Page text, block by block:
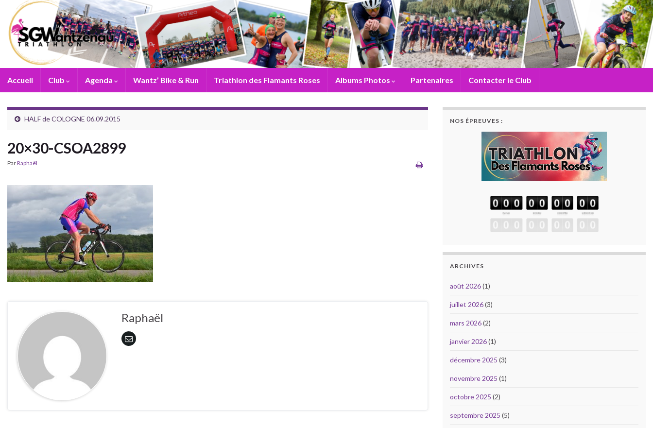
Accueil Club Agenda Wantz’ Bike & Run Triathlon des Flamants Roses Albums Photos Partenaires Contacter le Club
HALF de COLOGNE 06.09.2015
20×30-CSOA2899
ParRaphaël
Raphaël
NOS ÉPREUVES :
ARCHIVES
août 2026(1)
juillet 2026(3)
mars 2026(2)
janvier 2026(1)
décembre 2025 (3)
novembre 2025 (1)
octobre 2025 (2)
septembre 2025 (5)